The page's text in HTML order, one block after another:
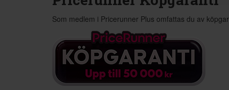
Som medlem i Pricerunner Plus omfattas du av